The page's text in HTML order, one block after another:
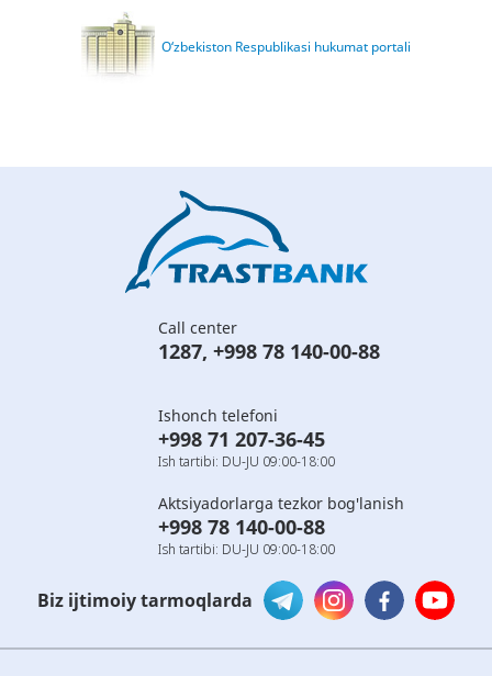
O‘zbekiston Respublikasi hukumat portali
Call center
1287, +998 78 140-00-88
Ishonch telefoni
+998 71 207-36-45
Ish tartibi: DU-JU 09:00-18:00
Aktsiyadorlarga tezkor bog'lanish
+998 78 140-00-88
Ish tartibi: DU-JU 09:00-18:00
Biz ijtimoiy tarmoqlarda